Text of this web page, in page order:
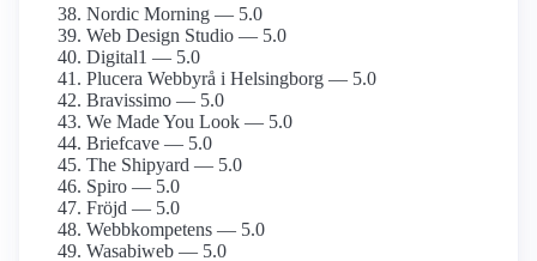
Nordic Morning — 5.0
Web Design Studio — 5.0
Digital1 — 5.0
Plucera Webbyrå i Helsingborg — 5.0
Bravissimo — 5.0
We Made You Look — 5.0
Briefcave — 5.0
The Shipyard — 5.0
Spiro — 5.0
Fröjd — 5.0
Webbkompetens — 5.0
Wasabiweb — 5.0